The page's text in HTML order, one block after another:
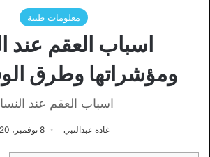
معلومات طبية
اسباب العقم عند
ومؤشراتها وطرق
اسباب العقم عند
غادة عبدالنبي 8 نوفمبر، 2020